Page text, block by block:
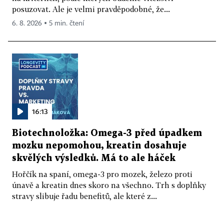
posuzovat. Ale je velmi pravděpodobné, že...
6. 8. 2026 ▪ 5 min. čtení
16:13
Biotechnoložka: Omega-3 před úpadkem
mozku nepomohou, kreatin dosahuje
skvělých výsledků. Má to ale háček
Hořčík na spaní, omega-3 pro mozek, železo proti
únavě a kreatin dnes skoro na všechno. Trh s doplňky
stravy slibuje řadu benefitů, ale které z...